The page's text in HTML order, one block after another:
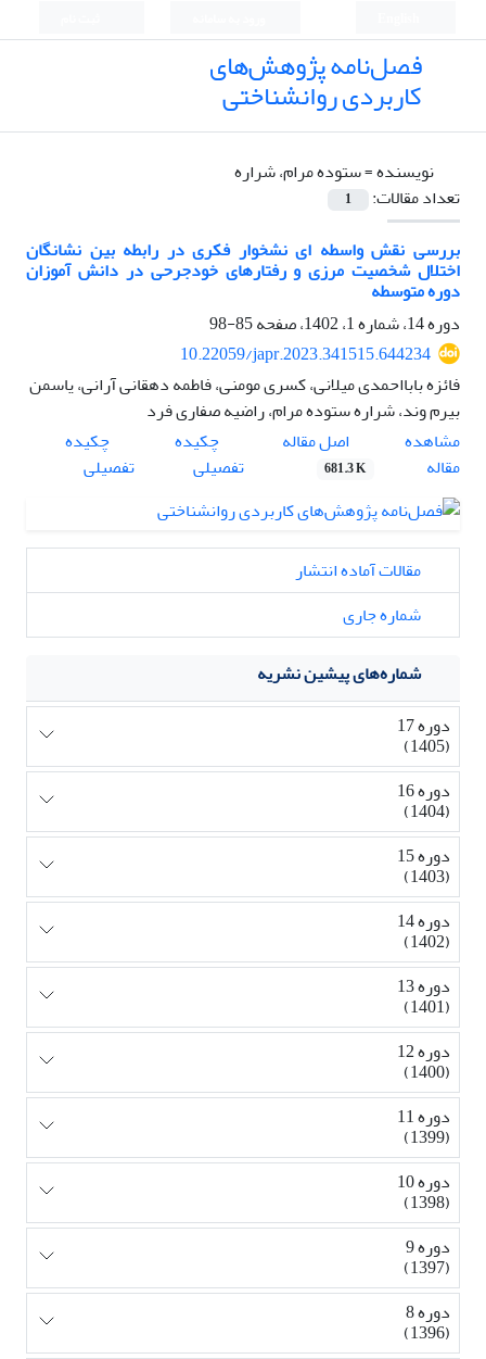
فصل‌نامه پژوهش‌های
کاربردی روانشناختی
نویسنده =ستوده مرام، شراره
تعداد مقالات:
1
بررسی نقش واسطه ای نشخوار فکری در رابطه بین نشانگان
اختلال شخصیت مرزی و رفتارهای خودجرحی در دانش آموزان
دوره متوسطه
دوره 14، شماره 1، 1402، صفحه
85-98
10.22059/japr.2023.341515.644234
فائزه بابااحمدی میلانی، کسری مومنی، فاطمه دهقانی آرانی، یاسمن
بیرم وند، شراره ستوده مرام، راضیه صفاری فرد
مشاهده
مقاله
اصل مقاله
681.3 K
چکیده
تفصیلی
چکیده
تفصیلی
مقالات آماده انتشار
شماره جاری
شماره‌های پیشین نشریه
دوره 17
(1405)
دوره 16
(1404)
دوره 15
(1403)
دوره 14
(1402)
دوره 13
(1401)
دوره 12
(1400)
دوره 11
(1399)
دوره 10
(1398)
دوره 9
(1397)
دوره 8
(1396)